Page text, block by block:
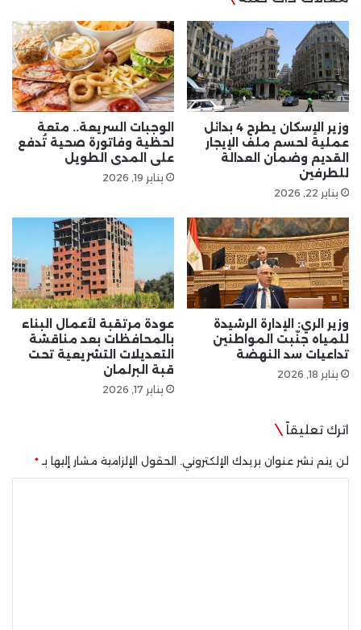
90%
وزير الإسكان يطرح 4 بدائل
عملية لحسم ملف الإيجار
القديم وضمان العدالة
للطرفين
يناير 22, 2026
الوجبات السريعة.. متعة
لحظية وفاتورة صحية تُدفع
على المدى الطويل
يناير 19, 2026
وزير الري: الإدارة الرشيدة
للمياه جنّبت المواطنين
تداعيات سد النهضة
يناير 18, 2026
عودة مرتقبة لأعمال البناء
بالمحافظات بعد مناقشة
التعديلات التشريعية تحت
قبة البرلمان
يناير 17, 2026
اترك تعليقاً
لن يتم نشر عنوان بريدك الإلكتروني. الحقول الإلزامية مشار إليها بـ*